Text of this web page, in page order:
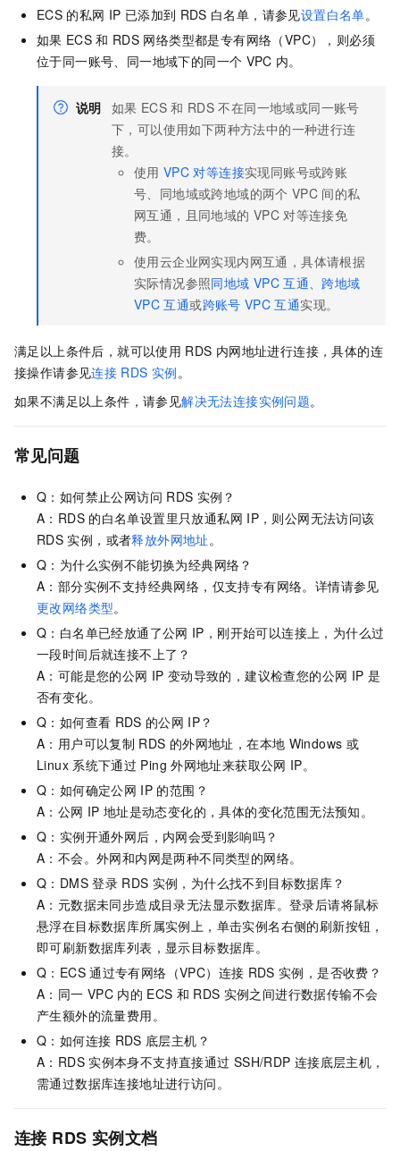
ECS 的私网 IP 已添加到 RDS 白名单，请参见设置白名单。
如果 ECS 和 RDS 网络类型都是专有网络（VPC），则必须
位于同一账号、同一地域下的同一个 VPC 内。
说明 如果 ECS 和 RDS 不在同一地域或同一账号
下，可以使用如下两种方法中的一种进行连
接。
使用 VPC 对等连接实现同账号或跨账
号、同地域或跨地域的两个 VPC 间的私
网互通，且同地域的 VPC 对等连接免
费。
使用云企业网实现内网互通，具体请根据
实际情况参照同地域 VPC 互通、跨地域
VPC 互通或跨账号 VPC 互通实现。
满足以上条件后，就可以使用 RDS 内网地址进行连接，具体的连
接操作请参见连接 RDS 实例。
如果不满足以上条件，请参见解决无法连接实例问题。
常见问题
Q：如何禁止公网访问 RDS 实例？
A：RDS 的白名单设置里只放通私网 IP，则公网无法访问该
RDS 实例，或者释放外网地址。
Q：为什么实例不能切换为经典网络？
A：部分实例不支持经典网络，仅支持专有网络。详情请参见
更改网络类型。
Q：白名单已经放通了公网 IP，刚开始可以连接上，为什么过
一段时间后就连接不上了？
A：可能是您的公网 IP 变动导致的，建议检查您的公网 IP 是
否有变化。
Q：如何查看 RDS 的公网 IP？
A：用户可以复制 RDS 的外网地址，在本地 Windows 或
Linux 系统下通过 Ping 外网地址来获取公网 IP。
Q：如何确定公网 IP 的范围？
A：公网 IP 地址是动态变化的，具体的变化范围无法预知。
Q：实例开通外网后，内网会受到影响吗？
A：不会。外网和内网是两种不同类型的网络。
Q：DMS 登录 RDS 实例，为什么找不到目标数据库？
A：元数据未同步造成目录无法显示数据库。登录后请将鼠标
悬浮在目标数据库所属实例上，单击实例名右侧的刷新按钮，
即可刷新数据库列表，显示目标数据库。
Q：ECS 通过专有网络（VPC）连接 RDS 实例，是否收费？
A：同一 VPC 内的 ECS 和 RDS 实例之间进行数据传输不会
产生额外的流量费用。
Q：如何连接 RDS 底层主机？
A：RDS 实例本身不支持直接通过 SSH/RDP 连接底层主机，
需通过数据库连接地址进行访问。
连接 RDS 实例文档